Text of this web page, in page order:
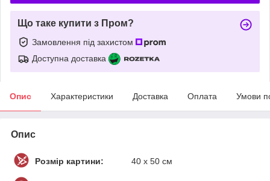
Що таке купити з Пром?
Замовлення під захистом
Доступна доставка
Опис Характеристики Доставка Оплата Умови
Опис
Розмір картини: 40 х 50 см